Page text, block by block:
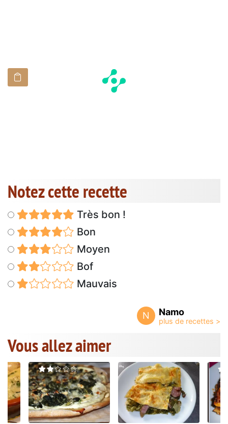
Notez cette recette
Très bon !
Bon
Moyen
Bof
Mauvais
N Namo
Vous allez aimer